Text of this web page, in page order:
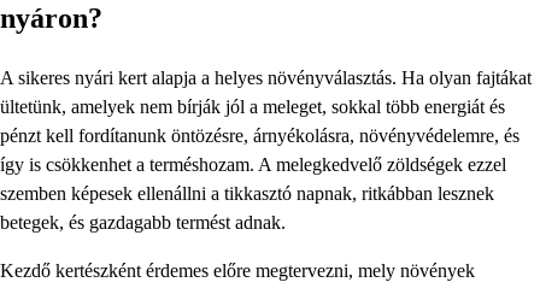
nyáron?
A sikeres nyári kert alapja a helyes növényválasztás. Ha olyan fajtákat
ültetünk, amelyek nem bírják jól a meleget, sokkal több energiát és
pénzt kell fordítanunk öntözésre, árnyékolásra, növényvédelemre, és
így is csökkenhet a terméshozam. A melegkedvelő zöldségek ezzel
szemben képesek ellenállni a tikkasztó napnak, ritkábban lesznek
betegek, és gazdagabb termést adnak.
Kezdő kertészként érdemes előre megtervezni, mely növények